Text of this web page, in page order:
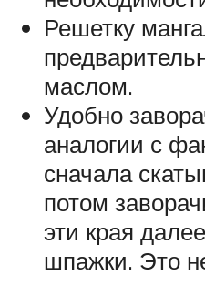
Решетку
маслом.
Удобно
аналогии с
сначала
потом
эти края
шпажки. Это